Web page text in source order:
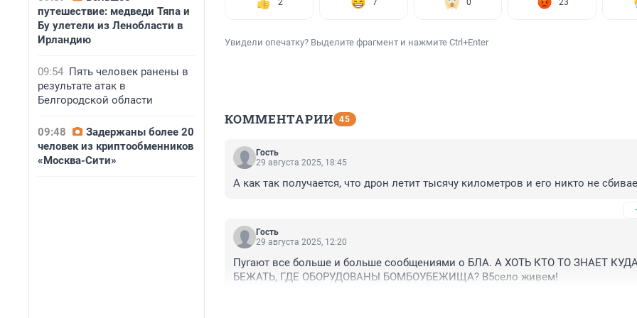
путешествие: медведи Тяпа и
Бу улетели из Ленобласти в
Ирландию
09:54 Пять человек ранены в
результате атак в
Белгородской области
09:48
Задержаны более 20
человек из криптообменников
«Москва-Сити»
2 7 0 23
Увидели опечатку? Выделите фрагмент и нажмите Ctrl+Enter
КОММЕНТАРИИ 45
Гость
29 августа 2025, 18:45
А как так получается, что дрон летит тысячу километров и его никто не
Гость
29 августа 2025, 12:20
Пугают все больше и больше сообщениями о БЛА. А ХОТЬ КТО ТО ЗНАЕТ
БЕЖАТЬ, ГДЕ ОБОРУДОВАНЫ БОМБОУБЕЖИЩА? В5село живем!